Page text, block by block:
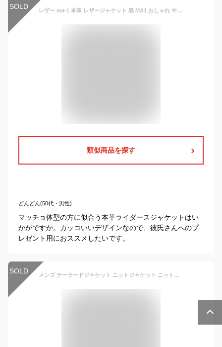
SOLD レザー ma-1 本革 レザージャケット 黒 MA1 おしゃれ 中綿 あり フライトジャケット ジャンパー アウター 革ジャン ライダースジャケット ブラック ブランド 大きいサイズ ラムレザー 冬 冬服 冬物 秋冬 メンズファッション お兄系 オラオラ系 ちょいワル
類似商品を探す
どんどん(50代・男性)
マッチョ体型の方に似合う本革ライダースジャケットはい
かがですか。カッコいいデザインなので、彼氏さんへのプ
レゼント用におススメしたいです。
SOLD メンズ テーラードジャケット ニットジャケット ニットテーラードジャケット 春 春服 春物 冬 冬服 冬物 ショート丈 オシャレ カジュアル ショールカラー テレワーク おすすめ スーツ ビジカジ ちょいワル お兄系 オラオラ系 ビター系